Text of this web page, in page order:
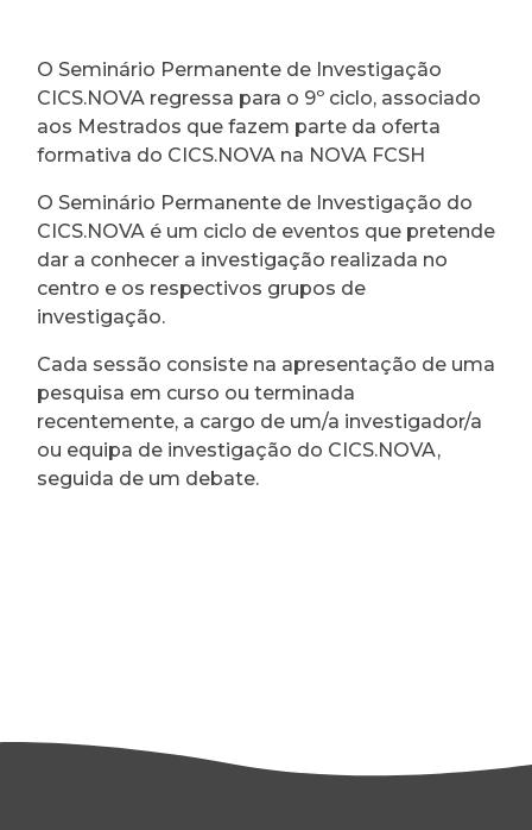
O Seminário Permanente de Investigação
CICS.NOVA regressa para o 9º ciclo, associado
aos Mestrados que fazem parte da oferta
formativa do CICS.NOVA na NOVA FCSH
O Seminário Permanente de Investigação do
CICS.NOVA é um ciclo de eventos que pretende
dar a conhecer a investigação realizada no
centro e os respectivos grupos de
investigação.
Cada sessão consiste na apresentação de uma
pesquisa em curso ou terminada
recentemente, a cargo de um/a investigador/a
ou equipa de investigação do CICS.NOVA,
seguida de um debate.